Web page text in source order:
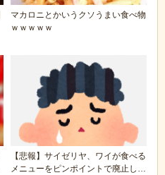
マカロニとかいうクソうまい食べ物
ｗｗｗｗｗ
【悲報】サイゼリヤ、ワイが食べる
メニューをピンポイントで廃止して